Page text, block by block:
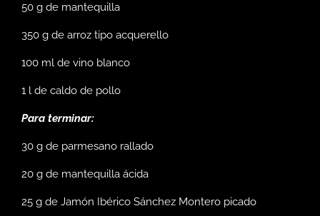
50 g de mantequilla
350 g de arroz tipo acquerello
100 ml de vino blanco
1 l de caldo de pollo
Para terminar:
30 g de parmesano rallado
20 g de mantequilla ácida
25 g de Jamón Ibérico Sánchez Montero picado